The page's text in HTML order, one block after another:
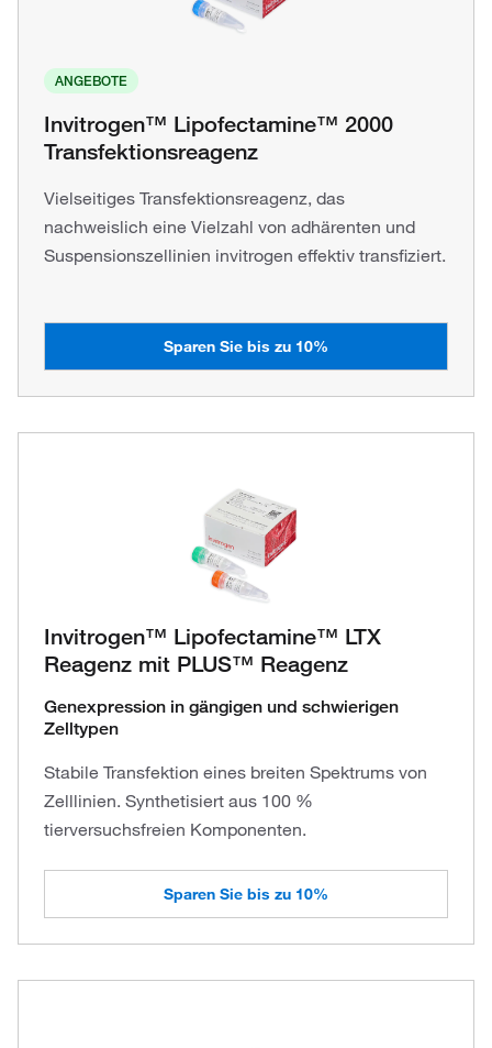
ANGEBOTE
Invitrogen™ Lipofectamine™ 2000
Transfektionsreagenz
Vielseitiges Transfektionsreagenz, das
nachweislich eine Vielzahl von adhärenten und
Suspensionszellinien invitrogen effektiv transfiziert.
Sparen Sie bis zu 10%
Invitrogen™ Lipofectamine™ LTX
Reagenz mit PLUS™ Reagenz
Genexpression in gängigen und schwierigen
Zelltypen
Stabile Transfektion eines breiten Spektrums von
Zelllinien. Synthetisiert aus 100 %
tierversuchsfreien Komponenten.
Sparen Sie bis zu 10%